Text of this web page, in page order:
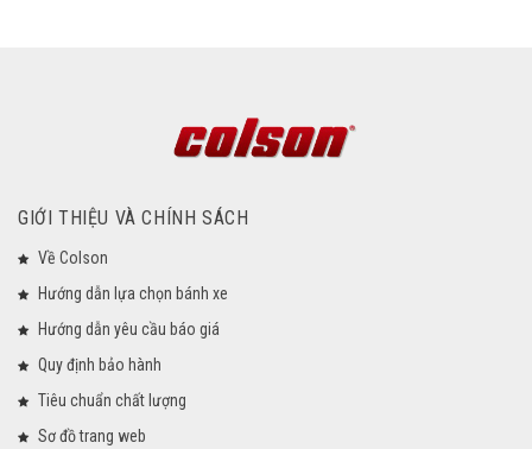
GIỚI THIỆU VÀ CHÍNH SÁCH
Về Colson
Hướng dẫn lựa chọn bánh xe
Hướng dẫn yêu cầu báo giá
Quy định bảo hành
Tiêu chuẩn chất lượng
Sơ đồ trang web